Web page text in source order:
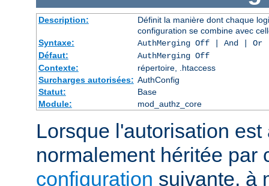
Description:
Définit la manière dont chaque
configuration se combine avec
Syntaxe:
AuthMerging Off | And | Or
Défaut:
AuthMerging Off
Contexte:
répertoire, .htaccess
Surcharges autorisées: AuthConfig
Statut:
Base
Module:
mod_authz_core
Lorsque l'autorisation
normalement héritée par
configuration suivante, à